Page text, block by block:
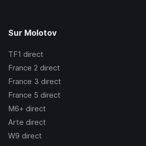
Sur Molotov
TF1 direct
France 2 direct
France 3 direct
France 5 direct
M6+ direct
Arte direct
W9 direct